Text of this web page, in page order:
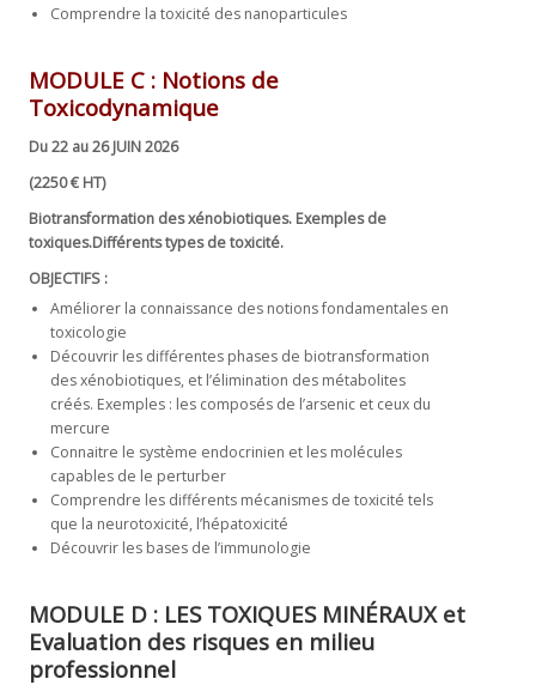
Comprendre la toxicité des nanoparticules
MODULE C : Notions de
Toxicodynamique
Du 22 au 26 JUIN 2026
(2250 € HT)
Biotransformation desxénobiotiques. Exemples de
toxiques.Différents types de toxicité.
OBJECTIFS :
Améliorer la connaissance des notions fondamentales en
toxicologie
Découvrir les différentes phases de biotransformation
des xénobiotiques, et l’élimination des métabolites
créés. Exemples : les composés de l’arsenic et ceux du
mercure
Connaitre le système endocrinien et les molécules
capables de le perturber
Comprendre les différents mécanismes de toxicité tels
que la neurotoxicité, l’hépatoxicité
Découvrir les bases de l’immunologie
MODULE D : LES TOXIQUES MINÉRAUX et
Evaluation des risques en milieu
professionnel